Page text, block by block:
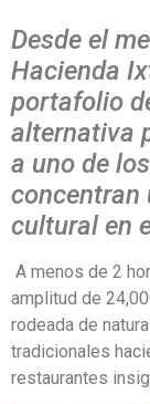
Desde el
Hacienda
portafolio
alternativa
a uno de
concentran
cultural en
A menos de 2
amplitud de
rodeada de
tradicionales
restaurantes